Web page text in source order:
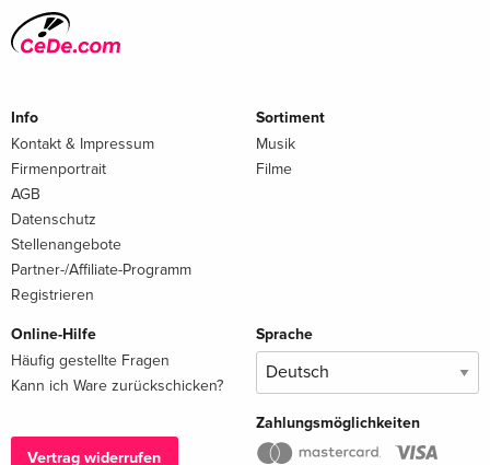
Info
Kontakt & Impressum
Firmenportrait
AGB
Datenschutz
Stellenangebote
Partner-/Affiliate-Programm
Registrieren
Sortiment
Musik
Filme
Online-Hilfe
Häufig gestellte Fragen
Kann ich Ware zurückschicken?
Vertrag widerrufen
Sprache
Zahlungsmöglichkeiten